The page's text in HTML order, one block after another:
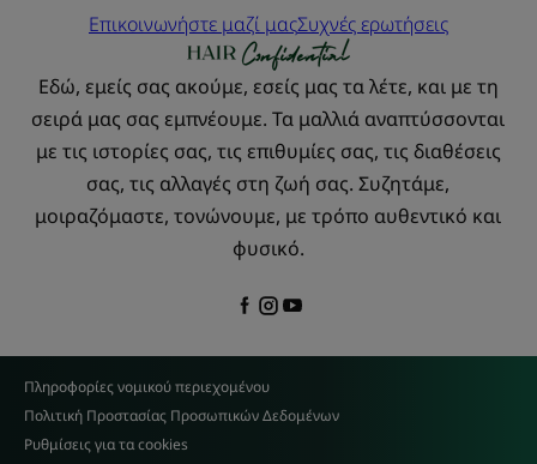
Επικοινωνήστε μαζί μαςΣυχνές ερωτήσεις
Εδώ, εμείς σας ακούμε, εσείς μας τα λέτε, και με τη
σειρά μας σας εμπνέουμε. Τα μαλλιά αναπτύσσονται
με τις ιστορίες σας, τις επιθυμίες σας, τις διαθέσεις
σας, τις αλλαγές στη ζωή σας. Συζητάμε,
μοιραζόμαστε, τονώνουμε, με τρόπο αυθεντικό και
φυσικό.
Πληροφορίες νομικού περιεχομένου
Πολιτική Προστασίας Προσωπικών Δεδομένων
Ρυθμίσεις για τα cookies